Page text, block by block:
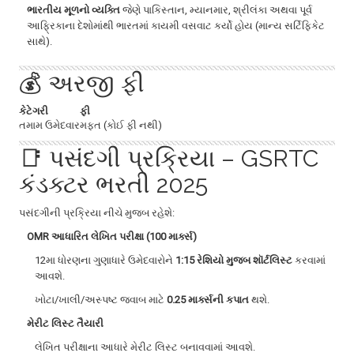
ભારતીય મૂળનો વ્યક્તિ જેણે પાકિસ્તાન, મ્યાનમાર, શ્રીલંકા અથવા પૂર્વ
આફ્રિકાના દેશોમાંથી ભારતમાં કાયમી વસવાટ કર્યો હોય (માન્ય સર્ટિફિકેટ
સાથે).
💰 અરજી ફી
કેટેગરી
ફી
તમામ ઉમેદવારમફત (કોઈ ફી નથી)
📑 પસંદગી પ્રક્રિયા – GSRTC
કંડક્ટર ભરતી 2025
પસંદગીની પ્રક્રિયા નીચે મુજબ રહેશે:
OMR આધારિત લેખિત પરીક્ષા (100 માર્ક્સ)
12મા ધોરણના ગુણાધારે ઉમેદવારોને 1:15 રેશિયો મુજબ શૉર્ટલિસ્ટ કરવામાં
આવશે.
ખોટા/ખાલી/અસ્પષ્ટ જવાબ માટે 0.25 માર્ક્સની કપાત થશે.
મેરીટ લિસ્ટ તૈયારી
લેખિત પરીક્ષાના આધારે મેરીટ લિસ્ટ બનાવવામાં આવશે.